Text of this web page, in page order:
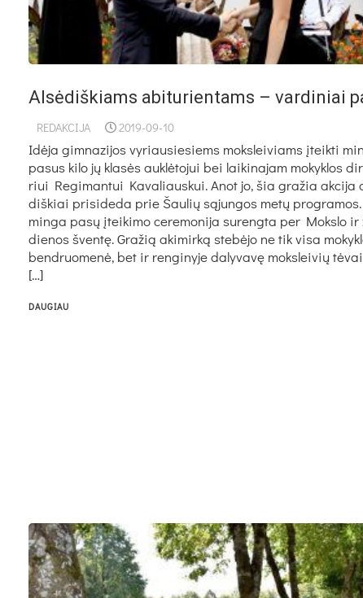
Alsėdiškiams abiturientams – vardiniai
REDAKCIJA 2019-09-10
Idė­ja gim­na­zi­jos vy­riau­sie­siems moks­lei­viams įteik­ti
pa­sus ki­lo jų kla­sės auk­lė­to­jui bei lai­ki­na­jam mo­kyk­los
riui Re­gi­man­tui Ka­va­liaus­kui. Anot jo, šia gra­žia ak­ci­ja
diš­kiai pri­si­de­da prie Šau­lių są­jun­gos me­tų
min­ga pa­sų įtei­ki­mo ce­re­mo­ni­ja su­reng­ta per Moks­lo ir
die­nos šven­tę. Gra­žią aki­mir­ką ste­bė­jo ne tik vi­sa
bend­ruo­me­nė, bet ir ren­gi­ny­je da­ly­va­vę moks­lei­vių
[…]
DAUGIAU